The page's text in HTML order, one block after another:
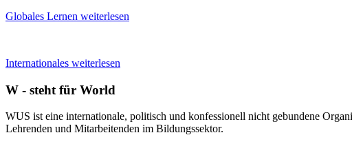
Globales Lernen weiterlesen
Internationales weiterlesen
W - steht für World
WUS ist eine internationale, politisch und konfessionell nicht gebundene
Lehrenden und Mitarbeitenden im Bildungssektor.